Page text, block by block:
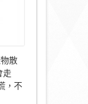
散
走
，不